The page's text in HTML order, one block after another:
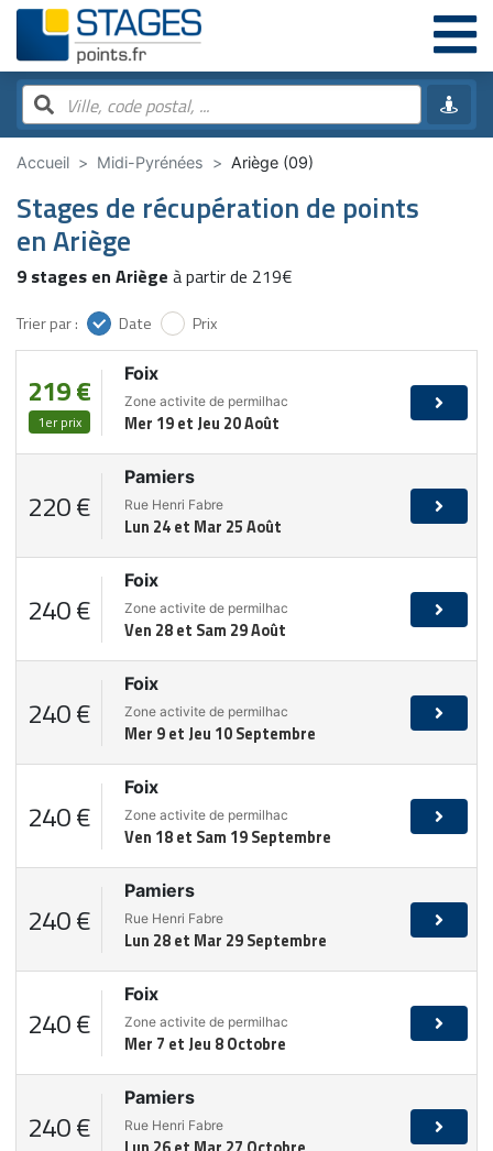
Accueil Midi-Pyrénées Ariège (09)
Stages de récupération de points
en Ariège
9 stages en Ariège à partir de 219€
Trier par : Date Prix
219 €
1er prix
Foix
Zone activite de permilhac
Mer 19 et Jeu 20 Août
220 €
Pamiers
Rue Henri Fabre
Lun 24 et Mar 25 Août
240 €
Foix
Zone activite de permilhac
Ven 28 et Sam 29 Août
240 €
Foix
Zone activite de permilhac
Mer 9 et Jeu 10 Septembre
240 €
Foix
Zone activite de permilhac
Ven 18 et Sam 19 Septembre
240 €
Pamiers
Rue Henri Fabre
Lun 28 et Mar 29 Septembre
240 €
Foix
Zone activite de permilhac
Mer 7 et Jeu 8 Octobre
240 €
Pamiers
Rue Henri Fabre